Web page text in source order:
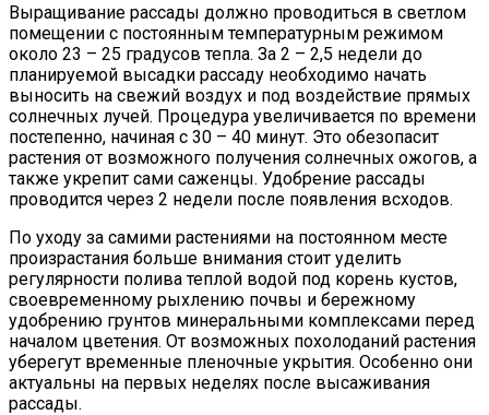
Выращивание рассады должно проводиться в светлом
помещении с постоянным температурным режимом
около 23 – 25 градусов тепла. За 2 – 2,5 недели до
планируемой высадки рассаду необходимо начать
выносить на свежий воздух и под воздействие прямых
солнечных лучей. Процедура увеличивается по времени
постепенно, начиная с 30 – 40 минут. Это обезопасит
растения от возможного получения солнечных ожогов, а
также укрепит сами саженцы. Удобрение рассады
проводится через 2 недели после появления всходов.
По уходу за самими растениями на постоянном месте
произрастания больше внимания стоит уделить
регулярности полива теплой водой под корень кустов,
своевременному рыхлению почвы и бережному
удобрению грунтов минеральными комплексами перед
началом цветения. От возможных похолоданий растения
уберегут временные пленочные укрытия. Особенно они
актуальны на первых неделях после высаживания
рассады.